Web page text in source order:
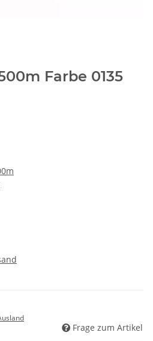
Farbe 0135
Frage zum Artikel